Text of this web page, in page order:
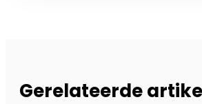
Gerelateerde